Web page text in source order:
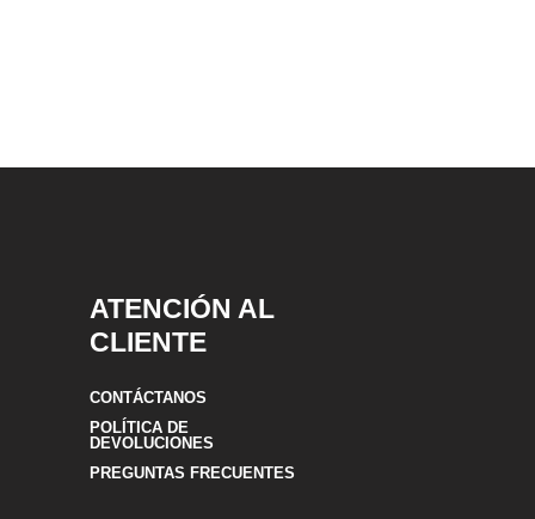
ATENCIÓN AL
CLIENTE
CONTÁCTANOS
POLÍTICA DE
DEVOLUCIONES
PREGUNTAS FRECUENTES